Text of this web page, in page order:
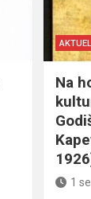
Na
1